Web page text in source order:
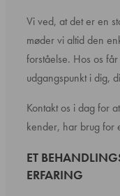
Vi ved, at det er en
møder vi altid den
forståelse. Hos os
udgangspunkt i dig,
Kontakt os i dag for
kender, har brug
ET
ERFARING